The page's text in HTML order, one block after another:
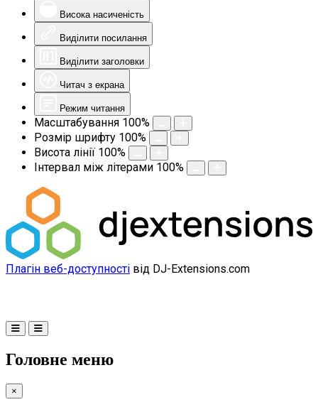
Висока насиченість
Виділити посилання
Виділити заголовки
Читач з екрана
Режим читання
Масштабування 100%
Розмір шрифту 100%
Висота лінії 100%
Інтервал між літерами 100%
Плагін веб-доступності від DJ-Extensions.com
Головне меню
×